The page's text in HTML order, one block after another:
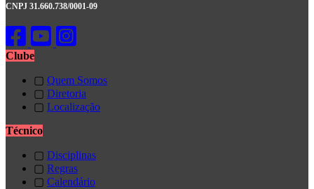
CNPJ 31.660.738/0001-09
Clube
▢ Quem Somos
▢ Diretoria
▢ Localização
Técnico
▢ Disciplinas
▢ Regras
▢ Calendário